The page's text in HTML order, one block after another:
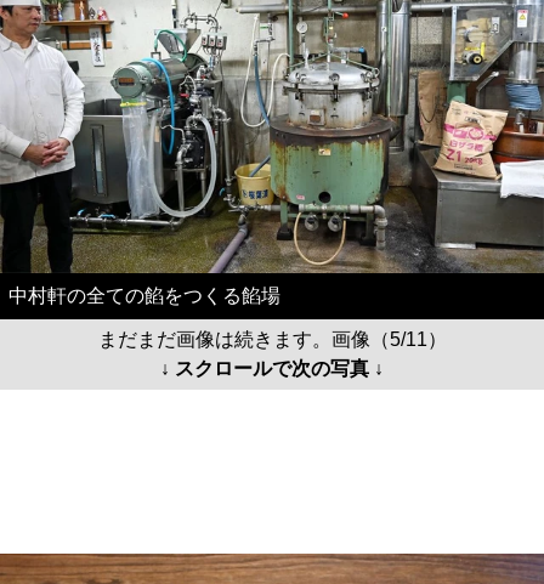
中村軒の全ての餡をつくる餡場
まだまだ画像は続きます。画像（5/11）
↓ スクロールで次の写真 ↓